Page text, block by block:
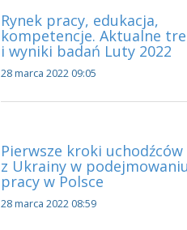
Rynek pracy, edukacja,
kompetencje. Aktualne
i wyniki badań Luty 2022
28 marca 2022 09:05
Pierwsze kroki uchodźców
z Ukrainy w podejmowaniu
pracy w Polsce
28 marca 2022 08:59